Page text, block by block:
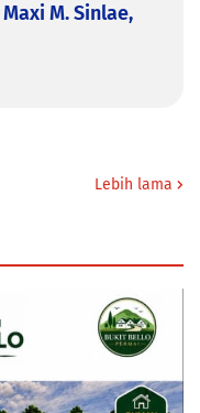
M. Sinlae,
Lebih lama